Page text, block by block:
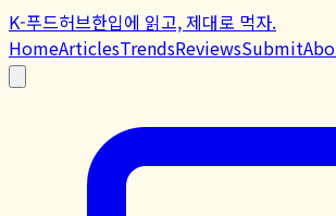
K-푸드허브한입에 읽고, 제대로 먹자.
HomeArticlesTrendsReviewsSubmit